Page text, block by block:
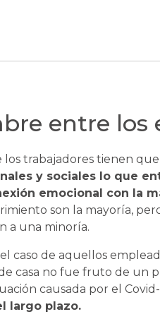
entre los
los trabajadores tienen que
y sociales lo que
emocional con la
son la mayoría,
a una minoría.
caso de aquellos
casa no fue fruto de un
causada por el
largo plazo.